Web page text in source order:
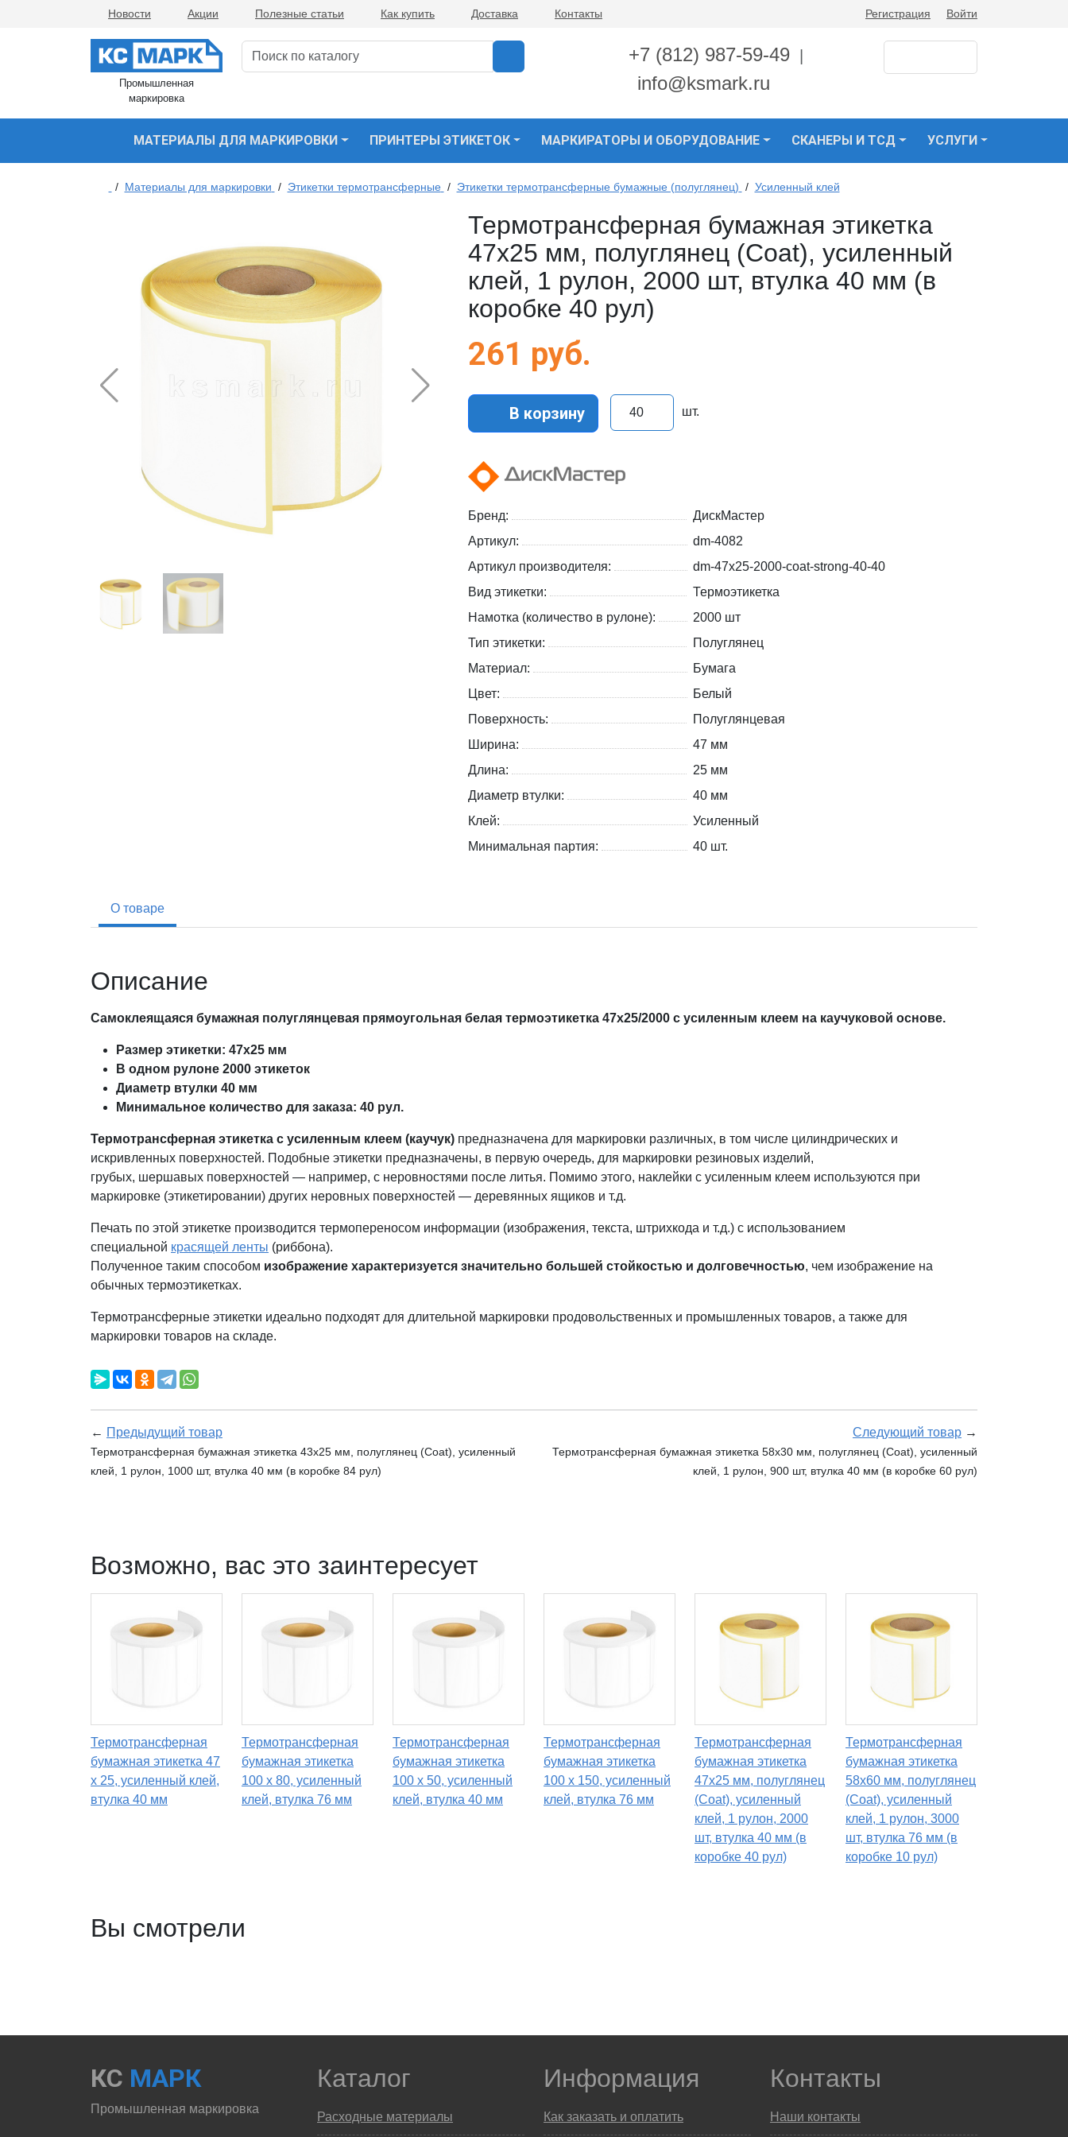
Новости Акции Полезные статьи Как купить Доставка Контакты Регистрация Войти
Промышленная
маркировка
+7 (812) 987-59-49
info@ksmark.ru
МАТЕРИАЛЫ ДЛЯ МАРКИРОВКИ ПРИНТЕРЫ ЭТИКЕТОК МАРКИРАТОРЫ И ОБОРУДОВАНИЕ СКАНЕРЫ И ТСД УСЛУГИ
/ Материалы для маркировки / Этикетки термотрансферные / Этикетки термотрансферные бумажные (полуглянец) / Усиленный клей
Термотрансферная бумажная этикетка
47х25 мм, полуглянец (Coat), усиленный
клей, 1 рулон, 2000 шт, втулка 40 мм (в
коробке 40 рул)
261 руб.
В корзину шт.
Бренд:
ДискМастер
Артикул:
dm-4082
Артикул производителя:
dm-47x25-2000-coat-strong-40-40
Вид этикетки:
Термоэтикетка
Намотка (количество в рулоне):
2000 шт
Тип этикетки:
Полуглянец
Материал:
Бумага
Цвет:
Белый
Поверхность:
Полуглянцевая
Ширина:
47 мм
Длина:
25 мм
Диаметр втулки:
40 мм
Клей:
Усиленный
Минимальная партия:
40 шт.
О товаре
Описание
Самоклеящаяся бумажная полуглянцевая прямоугольная белая термоэтикетка 47х25/2000 с усиленным клеем на каучуковой основе.
Размер этикетки: 47х25 мм
В одном рулоне 2000 этикеток
Диаметр втулки 40 мм
Минимальное количество для заказа: 40 рул.
Термотрансферная этикетка с усиленным клеем (каучук) предназначена для маркировки различных, в том числе цилиндрических и
искривленных поверхностей. Подобные этикетки предназначены, в первую очередь, для маркировки резиновых изделий,
грубых, шершавых поверхностей — например, с неровностями после литья. Помимо этого, наклейки с усиленным клеем используются при
маркировке (этикетировании) других неровных поверхностей — деревянных ящиков и т.д.
Печать по этой этикетке производится термопереносом информации (изображения, текста, штрихкода и т.д.) с использованием
специальной красящей ленты (риббона).
Полученное таким способом изображение характеризуется значительно большей стойкостью и долговечностью, чем изображение на
обычных термоэтикетках.
Термотрансферные этикетки идеально подходят для длительной маркировки продовольственных и промышленных товаров, а также для
маркировки товаров на складе.
← Предыдущий товар
Термотрансферная бумажная этикетка 43х25 мм, полуглянец (Coat), усиленный
клей, 1 рулон, 1000 шт, втулка 40 мм (в коробке 84 рул)
Следующий товар →
Термотрансферная бумажная этикетка 58х30 мм, полуглянец (Coat), усиленный
клей, 1 рулон, 900 шт, втулка 40 мм (в коробке 60 рул)
Возможно, вас это заинтересует
Термотрансферная
бумажная этикетка 47
х 25, усиленный клей,
втулка 40 мм
Термотрансферная
бумажная этикетка
100 х 80, усиленный
клей, втулка 76 мм
Термотрансферная
бумажная этикетка
100 х 50, усиленный
клей, втулка 40 мм
Термотрансферная
бумажная этикетка
100 х 150, усиленный
клей, втулка 76 мм
Термотрансферная
бумажная этикетка
47х25 мм, полуглянец
(Coat), усиленный
клей, 1 рулон, 2000
шт, втулка 40 мм (в
коробке 40 рул)
Термотрансферная
бумажная этикетка
58х60 мм, полуглянец
(Coat), усиленный
клей, 1 рулон, 3000
шт, втулка 76 мм (в
коробке 10 рул)
Вы смотрели
КС МАРК
Промышленная маркировка
Каталог
Расходные материалы
Информация
Как заказать и оплатить
Контакты
Наши контакты